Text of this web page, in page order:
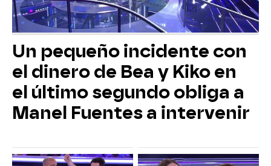
Un pequeño incidente con
el dinero de Bea y Kiko en
el último segundo obliga a
Manel Fuentes a intervenir